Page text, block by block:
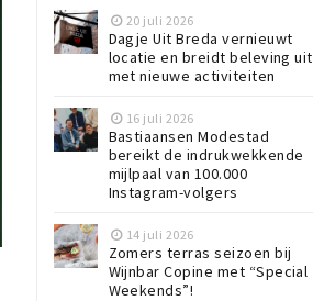
20 juli 2026
Dagje Uit Breda vernieuwt
locatie en breidt beleving uit
met nieuwe activiteiten
16 juli 2026
Bastiaansen Modestad
bereikt de indrukwekkende
mijlpaal van 100.000
Instagram-volgers
14 juli 2026
Zomers terras seizoen bij
Wijnbar Copine met “Special
Weekends”!